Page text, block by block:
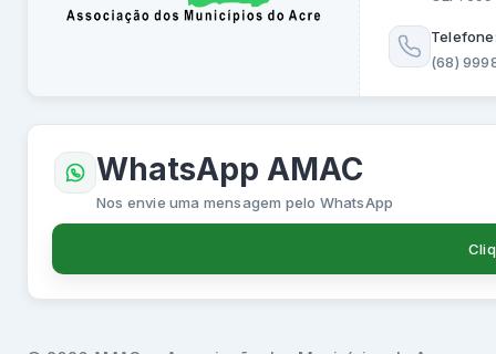
(68)
WhatsApp AMAC
Nos envie uma mensagem pelo WhatsApp